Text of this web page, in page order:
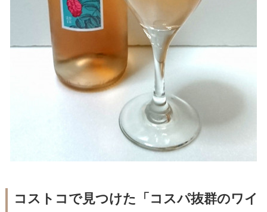
コストコで見つけた「コスパ抜群のワイ